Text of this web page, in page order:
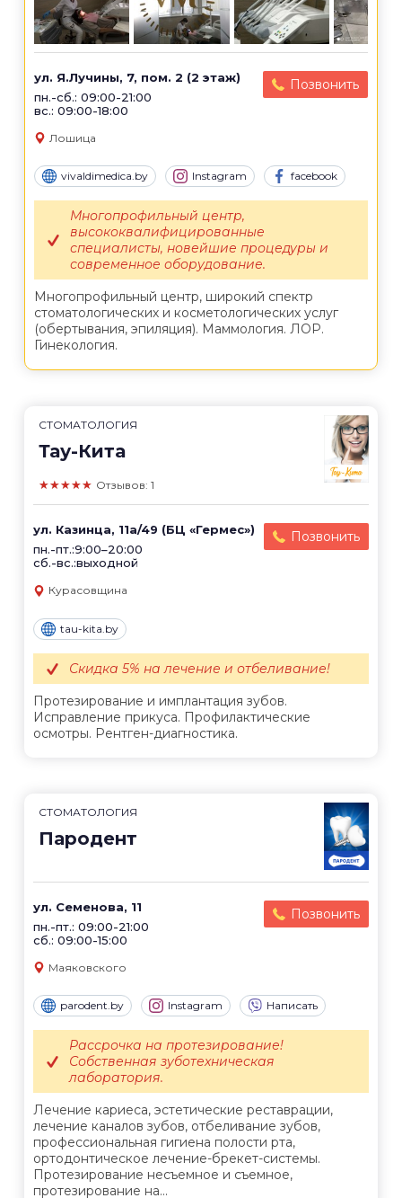
ул. Я.Лучины, 7, пом. 2 (2 этаж)
пн.-сб.: 09:00-21:00
вс.: 09:00-18:00
Позвонить
Лошица
vivaldimedica.by Instagram facebook
Многопрофильный центр, широкий спектр
стоматологических и косметологических услуг
(обертывания, эпиляция). Маммология. ЛОР.
Гинекология.
Многопрофильный центр,
высококвалифицированные
специалисты, новейшие процедуры и
современное оборудование.
СТОМАТОЛОГИЯ
Тау-Кита
★★★★★ Отзывов: 1
ул. Казинца, 11а/49 (БЦ «Гермес»)
пн.-пт.:9:00–20:00
сб.-вс.:выходной
Позвонить
Курасовщина
tau-kita.by
Протезирование и имплантация зубов.
Исправление прикуса. Профилактические
осмотры. Рентген-диагностика.
Скидка 5% на лечение и отбеливание!
СТОМАТОЛОГИЯ
Пародент
ул. Семенова, 11
пн.-пт.: 09:00-21:00
сб.: 09:00-15:00
Позвонить
Маяковского
parodent.by Instagram Написать
Лечение кариеса, эстетические реставрации,
лечение каналов зубов, отбеливание зубов,
профессиональная гигиена полости рта,
ортодонтическое лечение-брекет-системы.
Протезирование несъемное и съемное,
протезирование на...
Рассрочка на протезирование!
Собственная зуботехническая
лаборатория.